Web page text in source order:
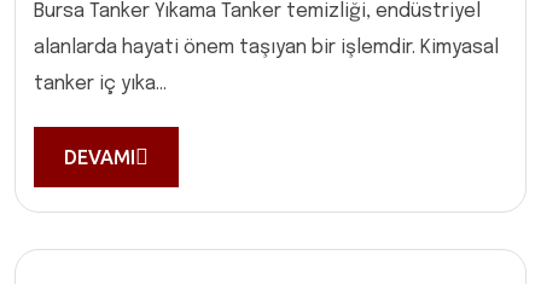
Bursa Tanker Yıkama Tanker temizliği, endüstriyel
alanlarda hayati önem taşıyan bir işlemdir. Kimyasal
tanker iç yıka...
DEVAMI